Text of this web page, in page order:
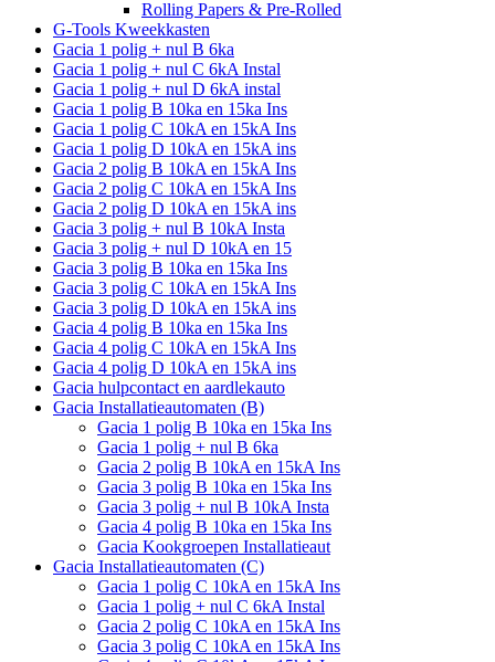
Rolling Papers & Pre-Rolled
G-Tools Kweekkasten
Gacia 1 polig + nul B 6ka
Gacia 1 polig + nul C 6kA Instal
Gacia 1 polig + nul D 6kA instal
Gacia 1 polig B 10ka en 15ka Ins
Gacia 1 polig C 10kA en 15kA Ins
Gacia 1 polig D 10kA en 15kA ins
Gacia 2 polig B 10kA en 15kA Ins
Gacia 2 polig C 10kA en 15kA Ins
Gacia 2 polig D 10kA en 15kA ins
Gacia 3 polig + nul B 10kA Insta
Gacia 3 polig + nul D 10kA en 15
Gacia 3 polig B 10ka en 15ka Ins
Gacia 3 polig C 10kA en 15kA Ins
Gacia 3 polig D 10kA en 15kA ins
Gacia 4 polig B 10ka en 15ka Ins
Gacia 4 polig C 10kA en 15kA Ins
Gacia 4 polig D 10kA en 15kA ins
Gacia hulpcontact en aardlekauto
Gacia Installatieautomaten (B)
Gacia 1 polig B 10ka en 15ka Ins
Gacia 1 polig + nul B 6ka
Gacia 2 polig B 10kA en 15kA Ins
Gacia 3 polig B 10ka en 15ka Ins
Gacia 3 polig + nul B 10kA Insta
Gacia 4 polig B 10ka en 15ka Ins
Gacia Kookgroepen Installatieaut
Gacia Installatieautomaten (C)
Gacia 1 polig C 10kA en 15kA Ins
Gacia 1 polig + nul C 6kA Instal
Gacia 2 polig C 10kA en 15kA Ins
Gacia 3 polig C 10kA en 15kA Ins